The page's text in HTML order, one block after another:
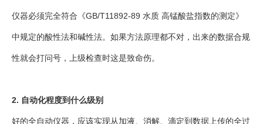
仪器必须完全符合《GB/T11892-89 水质 高锰酸盐指数的测定》
中规定的酸性法和碱性法。如果方法原理都不对，出来的数据合规
性就会打问号，上级检查时这是致命伤。
2. 自动化程度到什么级别
好的全自动仪器，应该实现从加液、消解、滴定到数据上传的全过